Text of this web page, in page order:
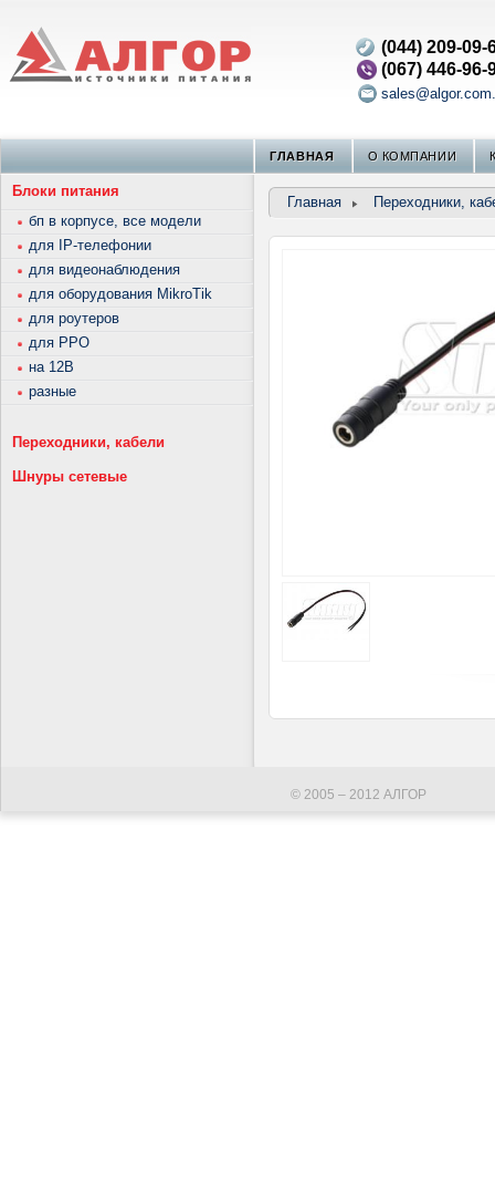
(044) 209-09-
(067) 446-96-
ГЛАВНАЯ О КОМПАНИИ
Главная Переходники,
Блоки питания
бп в корпусе, все модели
для IP-телефонии
для видеонаблюдения
для оборудования MikroTik
для роутеров
для РРО
на 12В
разные
Переходники, кабели
Шнуры сетевые
© 2005 – 2012 АЛГОР